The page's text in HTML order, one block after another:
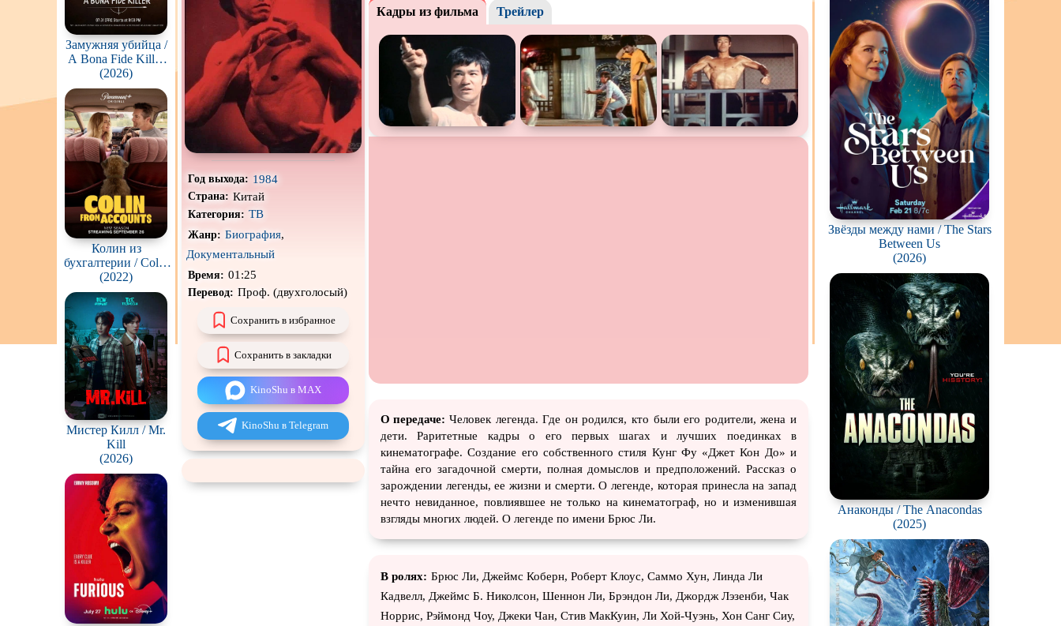
Замужняя убийца /
A Bona Fide Killer
(Yubunyeo killeo)
(2026)
Колин из
бухгалтерии / Colin
from Accounts
(2022)
Мистер Килл / Mr.
Kill
(2026)
Про деревню Про динозавров Про драконов
Про зомби Про инопланетян
Про корабли и подводные
лодки
Про космос
Про любовь Про маньяков и
серийных
убийц
Про мафию Про оборотней
Про пиратов Про подростков Про путешествияво
времени
Про роботов
Про рыцарей Про самолёты
Про футбол
Про Юристов иАдвокатов
Сверхспособности
Сцены собнажённой
натурой
В ожидании
Год выхода: 1984
Страна: Китай
Категория: ТВ
Жанр: Биография,
Документальный
Время: 01:25
Перевод: Проф. (двухголосый)
Сохранить в избранное
Сохранить в закладки
KinoShu в MAX
KinoShu в Telegram
Кадры из фильма Трейлер
О передаче: Человек легенда. Где он родился, кто были его родители, жена и
дети. Раритетные кадры о его первых шагах и лучших поединках в
кинематографе. Создание его собственного стиля Кунг Фу «Джет Кон До» и
тайна его загадочной смерти, полная домыслов и предположений. Рассказ о
зарождении легенды, ее жизни и смерти. О легенде, которая принесла на запад
нечто невиданное, повлиявшее не только на кинематограф, но и изменившая
взгляды многих людей. О легенде по имени Брюс Ли.
В ролях: Брюс Ли, Джеймс Коберн, Роберт Клоус, Саммо Хун, Линда Ли
Кадвелл, Джеймс Б. Николсон, Шеннон Ли, Брэндон Ли, Джордж Лэзенби, Чак
Норрис, Рэймонд Чоу, Джеки Чан, Стив МакКуин, Ли Хой-Чуэнь, Хон Санг Сиу,
Звёзды между нами / The Stars
Between Us
(2026)
Анаконды / The Anacondas
(2025)